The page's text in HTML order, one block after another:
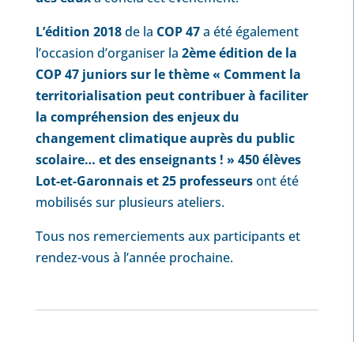
L’édition 2018de la COP 47a été également
l’occasion d’organiser la 2ème édition de la
COP 47 juniors sur le thème « Comment la
territorialisation peut contribuer à faciliter
la compréhension des enjeux du
changement climatique auprès du public
scolaire… et des enseignants ! » 450 élèves
Lot-et-Garonnais et 25 professeursont été
mobilisés sur plusieurs ateliers.
Tous nos remerciements aux participants et
rendez-vous à l’année prochaine.